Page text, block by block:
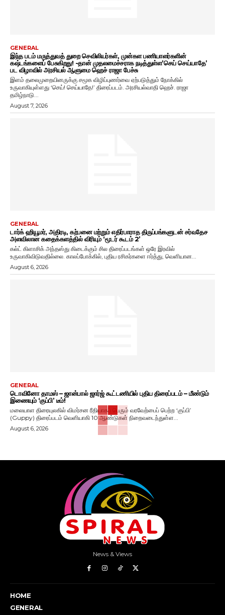
GENERAL
இந்த படம் மருத்துவத் துறை செவிலியர்கள், முன்கள பணியாளர்களின்
கஷ்டங்களைப் பேசுகிறது! -தான் முதலமைச்சராக நடித்துள்ள’செய் செய்யாதே’
பட விழாவில் அரசியல் ஆளுமை ஹெச் ராஜா பேச்சு
இளம் தலைமுறையினருக்கு சமூக விழிப்புணர்வை ஏற்படுத்தும் நோக்கில்
உருவாகியுள்ளது ‘செய்! செய்யாதே!’ திரைப்படம். அரசியல்வாதி ஹெச். ராஜா
தமிழ்நாடு...
August 7, 2026
GENERAL
டார்க் ஹியூமர், அதிரடி, கற்பனை மற்றும் எதிர்பாராத திருப்பங்களுடன் சர்வதேச
அளவிலான கதைக்களத்தில் விரியும் ‘மூடர் கூடம் 2’
கல்ட் கிளாசிக் அந்தஸ்து கிடைக்கும் சில திரைப்படங்கள் ஒரே இரவில்
உருவாகிவிடுவதில்லை. காலப்போக்கில், புதிய ரசிகர்களை ஈர்த்து, வெளியான...
August 6, 2026
GENERAL
டொவினோ தாமஸ் – ஜான்பால் ஜார்ஜ் கூட்டணியில் புதிய திரைப்படம் – மீண்டும்
இணையும் ‘குப்பி’ டீம்!
மலையாள திரையுலகில் விமர்சன ரீதியாகப் பெரும் வரவேற்பைப் பெற்ற ‘குப்பி’
(Guppy) திரைப்படம் வெளியாகி 10 ஆண்டுகள் நிறைவடைந்துள்ள...
August 6, 2026
News & Views
HOME
GENERAL